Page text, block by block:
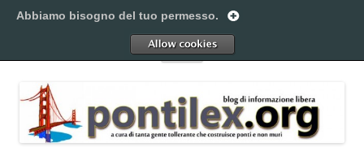
al
Pontilex
Menu
Abbiamo bisogno del tuo permesso.